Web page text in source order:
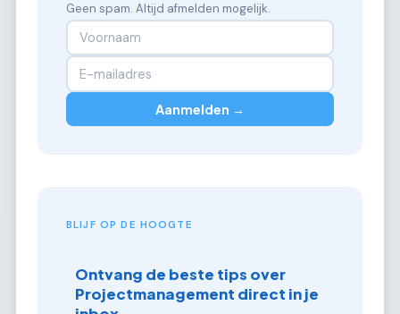
Geen spam. Altijd afmelden mogelijk.
Aanmelden →
BLIJF OP DE HOOGTE
Ontvang de beste tips over
Projectmanagement direct in je